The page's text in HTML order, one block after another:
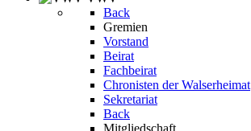
Back
Gremien
Vorstand
Beirat
Fachbeirat
Chronisten der Walserheimat
Sekretariat
Back
Mitgliedschaft